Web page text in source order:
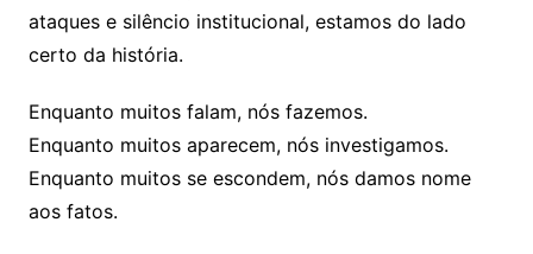
ataques e silêncio institucional, estamos do lado
certo da história.
Enquanto muitos falam, nós fazemos.
Enquanto muitos aparecem, nós investigamos.
Enquanto muitos se escondem, nós damos nome
aos fatos.